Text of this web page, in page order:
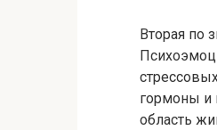
Вторая по
гормоны и
область